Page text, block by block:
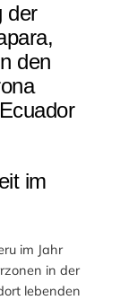
der
den
im
im Jahr
in der
lebenden